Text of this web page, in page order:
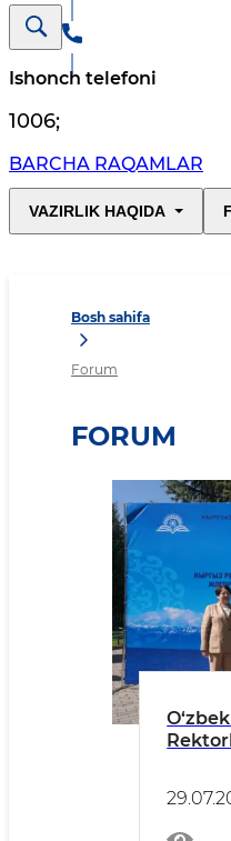
Ishonch telefoni
1006;
BARCHA RAQAMLAR
VAZIRLIK HAQIDA
Bosh sahifa
Forum
FORUM